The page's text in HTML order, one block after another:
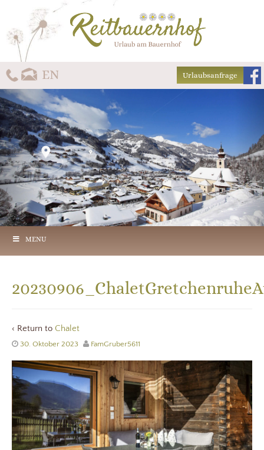
Urlaubsanfrage
MENU
‹ Return to Chalet
30. Oktober 2023 FamGruber5611